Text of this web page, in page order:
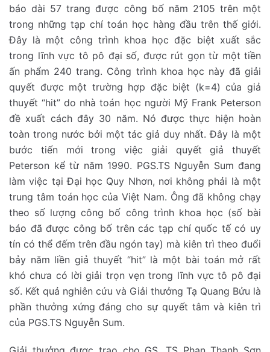
báo dài 57 trang được công bố năm 2105 trên một
trong những tạp chí toán học hàng đầu trên thế giới.
Đây là một công trình khoa học đặc biệt xuất sắc
trong lĩnh vực tô pô đại số, được rút gọn từ một tiền
ấn phẩm 240 trang. Công trình khoa học này đã giải
quyết được một trường hợp đặc biệt (k=4) của giả
thuyết “hit” do nhà toán học người Mỹ Frank Peterson
đề xuất cách đây 30 năm. Nó được thực hiện hoàn
toàn trong nước bởi một tác giả duy nhất. Đây là một
bước tiến mới trong việc giải quyết giả thuyết
Peterson kể từ năm 1990. PGS.TS Nguyễn Sum đang
làm việc tại Đại học Quy Nhơn, nơi không phải là một
trung tâm toán học của Việt Nam. Ông đã không chạy
theo số lượng công bố công trình khoa học (số bài
báo đã được công bố trên các tạp chí quốc tế có uy
tín có thể đếm trên đầu ngón tay) mà kiên trì theo đuổi
bảy năm liền giả thuyết “hit” là một bài toán mở rất
khó chưa có lời giải trọn vẹn trong lĩnh vực tô pô đại
số. Kết quả nghiên cứu và Giải thưởng Tạ Quang Bửu là
phần thưởng xứng đáng cho sự quyết tâm và kiên trì
của PGS.TS Nguyễn Sum.